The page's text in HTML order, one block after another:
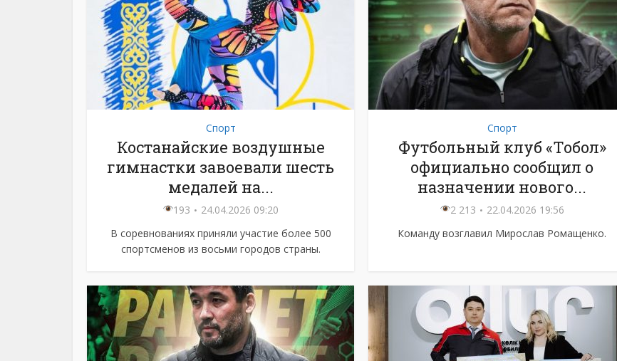
Спорт
Костанайские воздушные
гимнастки завоевали шесть
медалей на...
193
24.04.2026 09:20
В соревнованиях приняли участие более 500
спортсменов из восьми городов страны.
Спорт
Футбольный клуб «Тобол»
официально сообщил о
назначении нового...
2 213
22.04.2026 19:56
Команду возглавил Мирослав Ромащенко.